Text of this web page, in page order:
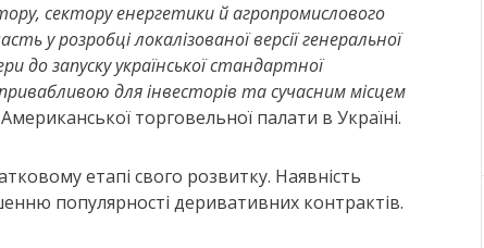
сектору енергетики й агропромислового
у розробці локалізованої версії генеральної
до запуску української стандартної
для інвесторів та сучасним місцем
торговельної палати в Україні.
етапі свого розвитку. Наявність
популярності деривативних контрактів.